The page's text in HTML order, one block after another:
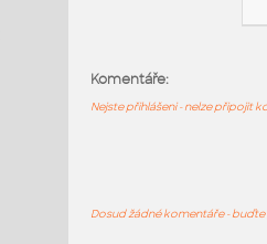
Komentáře:
Nejste přihlášeni - nelze připojit
Dosud žádné komentáře - buďte